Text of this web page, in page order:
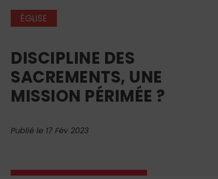
ÉGLISE
DISCIPLINE DES
SACREMENTS, UNE
MISSION PÉRIMÉE ?
Publié le 17 Fév 2023